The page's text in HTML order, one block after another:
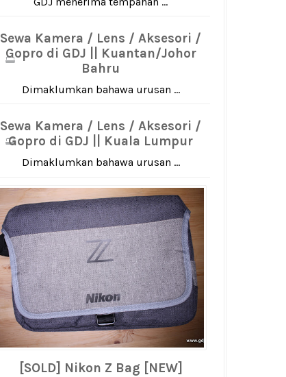
Sewa Kamera / Lens / Aksesori /
Gopro di GDJ || Kuantan/Johor
Bahru
Dimaklumkan bahawa urusan ...
Sewa Kamera / Lens / Aksesori /
Gopro di GDJ || Kuala Lumpur
Dimaklumkan bahawa urusan ...
[SOLD] Nikon Z Bag [NEW]